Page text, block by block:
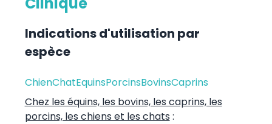
Indications d'utilisation par
espèce
ChienChatEquinsPorcinsBovinsCaprins
Chez les équins, les bovins, les caprins, les
porcins, les chiens et les chats :